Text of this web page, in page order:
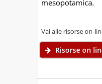
mesopotamica.
Vai alle risorse on-
Risorse on